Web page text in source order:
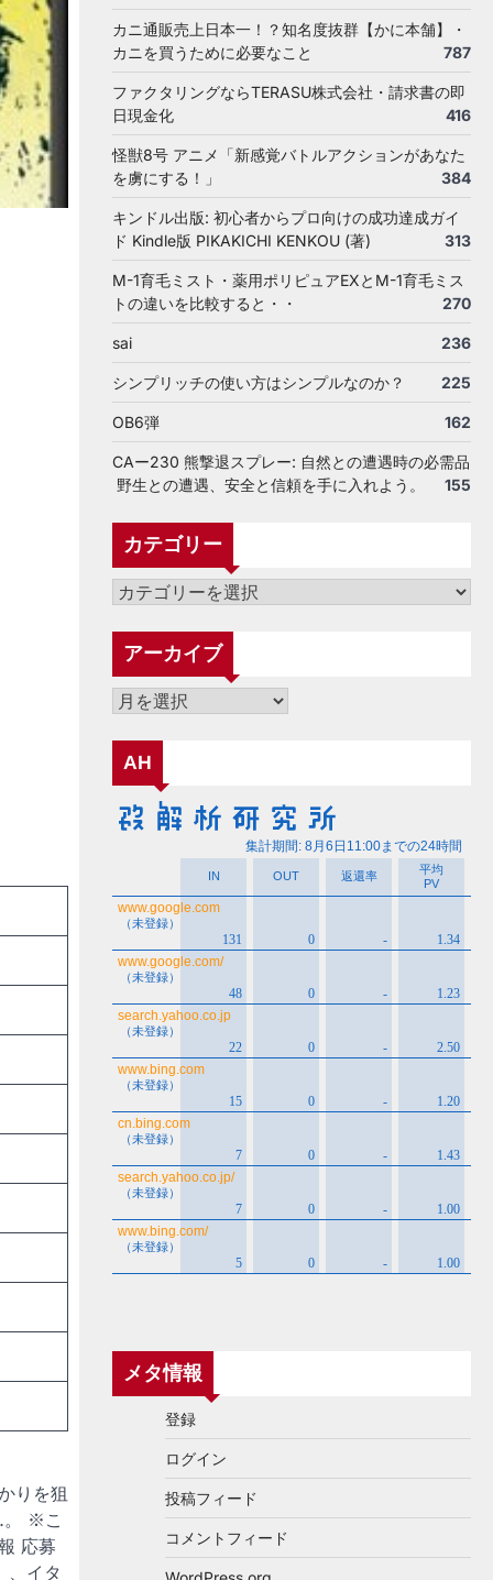
りを狙
。 ※こ
応募
、イタ
カニ通販売上日本一！？知名度抜群【かに本舗】・
カニを買うために必要なこと
787
ファクタリングならTERASU株式会社・請求書の即
日現金化
416
怪獣8号 アニメ「新感覚バトルアクションがあなた
を虜にする！」
384
キンドル出版: 初心者からプロ向けの成功達成ガイ
ド Kindle版 PIKAKICHI KENKOU (著)
313
M-1育毛ミスト・薬用ポリピュアEXとM-1育毛ミス
トの違いを比較すると・・
270
sai 236
シンプリッチの使い方はシンプルなのか？ 225
OB6弾 162
CAー230 熊撃退スプレー: 自然との遭遇時の必需品
野生との遭遇、安全と信頼を手に入れよう。
155
カテゴリー
カ
ゴ
ー
アーカイブ
ア
カ
ブ
AH
メタ情報
登録
ログイン
投稿フィード
コメントフィード